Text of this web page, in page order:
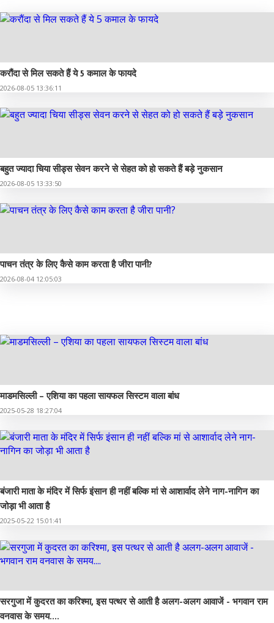
करौंदा से मिल सकते हैं ये 5 कमाल के फायदे
2026-08-05 13:36:11
बहुत ज्यादा चिया सीड्स सेवन करने से सेहत को हो सकते हैं बड़े नुकसान
2026-08-05 13:33:50
पाचन तंत्र के लिए कैसे काम करता है जीरा पानी?
2026-08-04 12:05:03
माडमसिल्ली – एशिया का पहला सायफल सिस्टम वाला बांध
2025-05-28 18:27:04
बंजारी माता के मंदिर में सिर्फ इंसान ही नहीं बल्कि मां से आशार्वाद लेने नाग-नागिन का
जोड़ा भी आता है
2025-05-22 15:01:41
सरगुजा में कुदरत का करिश्मा, इस पत्थर से आती है अलग-अलग आवाजें - भगवान राम
वनवास के समय....